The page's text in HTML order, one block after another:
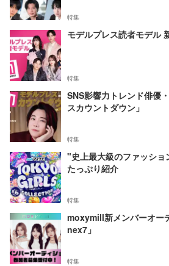
特集
モデルプレス読者モデル
特集
SNS影響力トレンド俳優
スカウントダウン」
特集
"史上最大級のファッシ
たっぷり紹介
特集
moxymill新メンバーオー
nex7」
特集